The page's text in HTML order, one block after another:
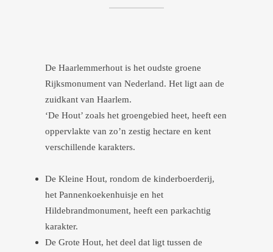
De Haarlemmerhout is het oudste groene
Rijksmonument van Nederland. Het ligt aan de
zuidkant van Haarlem.
‘De Hout’ zoals het groengebied heet, heeft een
oppervlakte van zo’n zestig hectare en kent
verschillende karakters.
De Kleine Hout, rondom de kinderboerderij,
het Pannenkoekenhuisje en het
Hildebrandmonument, heeft een parkachtig
karakter.
De Grote Hout, het deel dat ligt tussen de